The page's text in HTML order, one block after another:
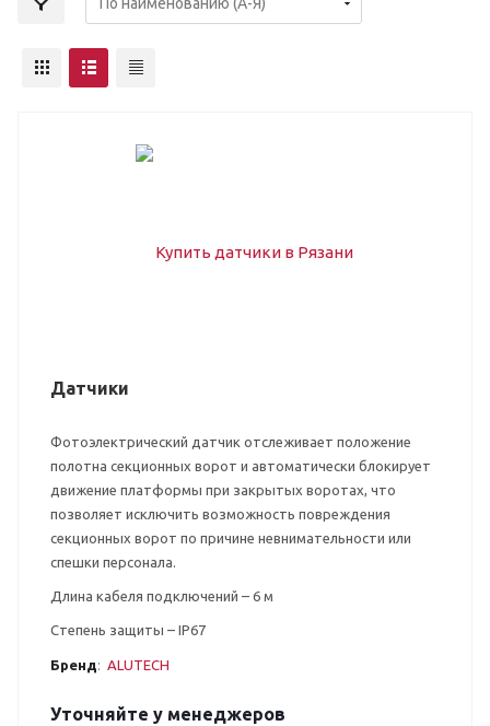
Датчики
Фотоэлектрический датчик отслеживает положение
полотна секционных ворот и автоматически блокирует
движение платформы при закрытых воротах, что
позволяет исключить возможность повреждения
секционных ворот по причине невнимательности или
спешки персонала.
Длина кабеля подключений – 6 м
Степень защиты – IP67
Бренд: ALUTECH
Уточняйте у менеджеров